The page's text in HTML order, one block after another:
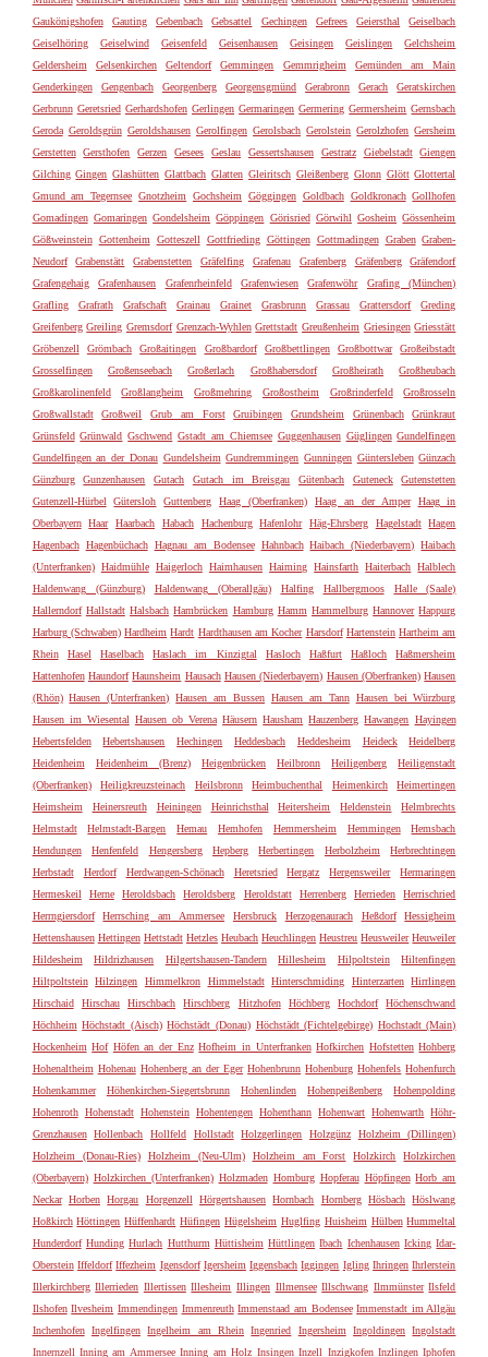
Gaukönigshofen
Gauting Gebenbach Gebsattel Gechingen Gefrees Geiersthal
Geiselbach
Geiselhöring
Geiselwind Geisenfeld Geisenhausen Geisingen Geislingen
Gelchsheim
Geldersheim
Gelsenkirchen Geltendorf Gemmingen Gemmrigheim
Gemünden am Main
Genderkingen
Gengenbach Georgenberg Georgensgmünd Gerabronn Gerach
Geratskirchen
Gerbrunn Geretsried Gerhardshofen Gerlingen Germaringen Germering Germersheim Gernsbach
Geroda Geroldsgrün Geroldshausen Gerolfingen Gerolsbach Gerolstein Gerolzhofen Gersheim
Gerstetten
Gersthofen Gerzen Gesees Geslau Gessertshausen Gestratz Giebelstadt
Giengen
Gilching Gingen Glashütten Glattbach Glatten Gleiritsch Gleißenberg Glonn Glött Glottertal
Gmund am Tegernsee Gnotzheim Gochsheim Göggingen Goldbach Goldkronach Gollhofen
Gomadingen Gomaringen Gondelsheim Göppingen Görisried Görwihl Gosheim Gössenheim
Gößweinstein Gottenheim Gotteszell Gottfrieding Göttingen Gottmadingen Graben Graben-
Neudorf
Grabenstätt Grabenstetten Gräfelfing Grafenau Grafenberg Gräfenberg
Gräfendorf
Grafengehaig
Grafenhausen Grafenrheinfeld Grafenwiesen Grafenwöhr
Grafing (München)
Grafling
Grafrath Grafschaft Grainau Grainet Grasbrunn Grassau Grattersdorf
Greding
Greifenberg Greiling Gremsdorf Grenzach-Wyhlen Grettstadt Greußenheim Griesingen Griesstätt
Gröbenzell
Grömbach Großaitingen Großbardorf Großbettlingen Großbottwar
Großeibstadt
Grosselfingen
Großenseebach Großerlach Großhabersdorf Großheirath
Großheubach
Großkarolinenfeld
Großlangheim Großmehring Großostheim Großrinderfeld
Großrosseln
Großwallstadt
Großweil Grub am Forst Gruibingen Grundsheim Grünenbach
Grünkraut
Grünsfeld Grünwald Gschwend Gstadt am Chiemsee Guggenhausen Güglingen Gundelfingen
Gundelfingen an der Donau Gundelsheim Gundremmingen Gunningen Güntersleben Günzach
Günzburg
Gunzenhausen Gutach Gutach im Breisgau Gütenbach Guteneck
Gutenstetten
Gutenzell-Hürbel
Gütersloh Guttenberg Haag (Oberfranken) Haag an der Amper
Haag in
Oberbayern
Haar Haarbach Habach Hachenburg Hafenlohr Häg-Ehrsberg Hagelstadt
Hagen
Hagenbach Hagenbüchach Hagnau am Bodensee Hahnbach Haibach (Niederbayern) Haibach
(Unterfranken) Haidmühle Haigerloch Haimhausen Haiming Hainsfarth Haiterbach Halblech
Haldenwang (Günzburg)
Haldenwang (Oberallgäu) Halfing Hallbergmoos
Halle (Saale)
Hallerndorf Hallstadt Halsbach Hambrücken Hamburg Hamm Hammelburg Hannover Happurg
Harburg (Schwaben) Hardheim Hardt Hardthausen am Kocher Harsdorf Hartenstein Hartheim am
Rhein
Hasel Haselbach Haslach im Kinzigtal Hasloch Haßfurt Haßloch
Haßmersheim
Hattenhofen Haundorf Haunsheim Hausach Hausen (Niederbayern) Hausen (Oberfranken) Hausen
(Rhön) Hausen (Unterfranken) Hausen am Bussen Hausen am Tann Hausen bei Würzburg
Hausen im Wiesental Hausen ob Verena Häusern Hausham Hauzenberg Hawangen Hayingen
Hebertsfelden
Hebertshausen Hechingen Heddesbach Heddesheim Heideck
Heidelberg
Heidenheim
Heidenheim (Brenz) Heigenbrücken Heilbronn Heiligenberg
Heiligenstadt
(Oberfranken)
Heiligkreuzsteinach Heilsbronn Heimbuchenthal Heimenkirch
Heimertingen
Heimsheim
Heinersreuth Heiningen Heinrichsthal Heitersheim Heldenstein
Helmbrechts
Helmstadt
Helmstadt-Bargen Hemau Hemhofen Hemmersheim Hemmingen
Hemsbach
Hendungen
Henfenfeld Hengersberg Hepberg Herbertingen Herbolzheim
Herbrechtingen
Herbstadt
Herdorf Herdwangen-Schönach Heretsried Hergatz Hergensweiler
Hermaringen
Hermeskeil
Herne Heroldsbach Heroldsberg Heroldstatt Herrenberg Herrieden
Herrischried
Herrngiersdorf
Herrsching am Ammersee Hersbruck Herzogenaurach Heßdorf
Hessigheim
Hettenshausen Hettingen Hettstadt Hetzles Heubach Heuchlingen Heustreu Heusweiler Heuweiler
Hildesheim
Hildrizhausen Hilgertshausen-Tandern Hillesheim Hilpoltstein
Hiltenfingen
Hiltpoltstein
Hilzingen Himmelkron Himmelstadt Hinterschmiding Hinterzarten
Hirrlingen
Hirschaid
Hirschau Hirschbach Hirschberg Hitzhofen Höchberg Hochdorf
Höchenschwand
Höchheim Höchstadt (Aisch) Höchstädt (Donau) Höchstädt (Fichtelgebirge) Hochstadt (Main)
Hockenheim Hof Höfen an der Enz Hofheim in Unterfranken Hofkirchen Hofstetten Hohberg
Hohenaltheim Hohenau Hohenberg an der Eger Hohenbrunn Hohenburg Hohenfels Hohenfurch
Hohenkammer
Höhenkirchen-Siegertsbrunn Hohenlinden Hohenpeißenberg
Hohenpolding
Hohenroth Hohenstadt Hohenstein Hohentengen Hohenthann Hohenwart Hohenwarth Höhr-
Grenzhausen
Hollenbach Hollfeld Hollstadt Holzgerlingen Holzgünz
Holzheim (Dillingen)
Holzheim (Donau-Ries)
Holzheim (Neu-Ulm) Holzheim am Forst Holzkirch
Holzkirchen
(Oberbayern) Holzkirchen (Unterfranken) Holzmaden Homburg Hopferau Höpfingen Horb am
Neckar Horben Horgau Horgenzell Hörgertshausen Hornbach Hornberg Hösbach Höslwang
Hoßkirch Höttingen Hüffenhardt Hüfingen Hügelsheim Huglfing Huisheim Hülben Hummeltal
Hunderdorf Hunding Hurlach Hutthurm Hüttisheim Hüttlingen Ibach Ichenhausen Icking Idar-
Oberstein Iffeldorf Iffezheim Igensdorf Igersheim Iggensbach Iggingen Igling Ihringen Ihrlerstein
Illerkirchberg Illerrieden Illertissen Illesheim Illingen Illmensee Illschwang Ilmmünster Ilsfeld
Ilshofen Ilvesheim Immendingen Immenreuth Immenstaad am Bodensee Immenstadt im Allgäu
Inchenhofen Ingelfingen Ingelheim am Rhein Ingenried Ingersheim Ingoldingen Ingolstadt
Innernzell Inning am Ammersee Inning am Holz Insingen Inzell Inzigkofen Inzlingen Iphofen